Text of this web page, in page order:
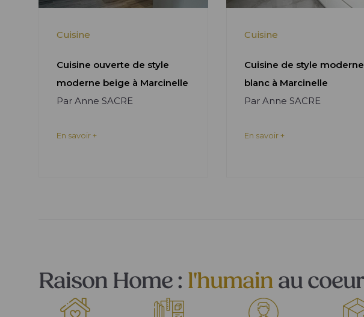
Cuisine
Cuisine ouverte de style
moderne beige à Marcinelle
Par Anne SACRE
En savoir +
Cuisine
Cuisine de style moderne
blanc à Marcinelle
Par Anne SACRE
En savoir +
Raison Home : l'humainau